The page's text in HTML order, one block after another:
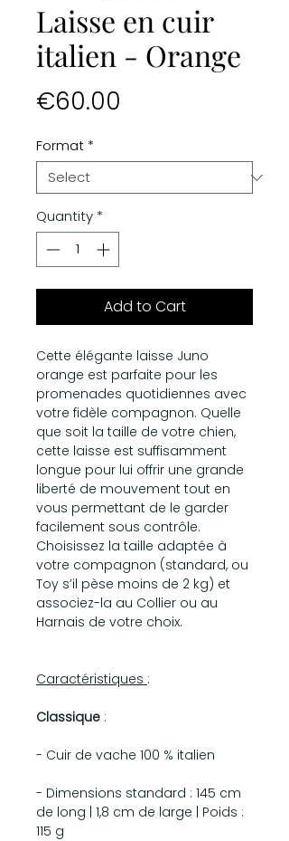
Laisse en cuir
italien - Orange
€60.00
Format *
Quantity *
Add to Cart
Cette élégante laisse Juno
orange est parfaite pour les
promenades quotidiennes avec
votre fidèle compagnon. Quelle
que soit la taille de votre chien,
cette laisse est suffisamment
longue pour lui offrir une grande
liberté de mouvement tout en
vous permettant de le garder
facilement sous contrôle.
Choisissez la taille adaptée à
votre compagnon (standard, ou
Toy s’il pèse moins de 2 kg) et
associez-la au Collier ou au
Harnais de votre choix.
Caractéristiques :
Classique :
- Cuir de vache 100 % italien
- Dimensions standard : 145 cm
de long | 1,8 cm de large | Poids :
115 g